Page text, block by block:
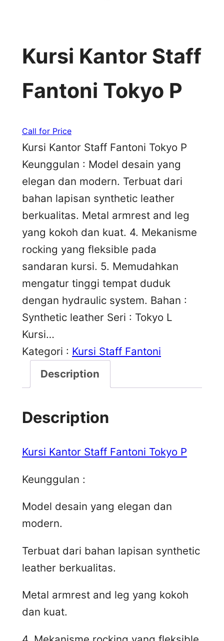
Kursi Kantor Staff
Fantoni Tokyo P
Call for Price
Kursi Kantor Staff Fantoni Tokyo P
Keunggulan : Model desain yang
elegan dan modern. Terbuat dari
bahan lapisan synthetic leather
berkualitas. Metal armrest and leg
yang kokoh dan kuat. 4. Mekanisme
rocking yang fleksible pada
sandaran kursi. 5. Memudahkan
mengatur tinggi tempat duduk
dengan hydraulic system. Bahan :
Synthetic leather Seri : Tokyo L
Kursi…
Kategori : Kursi Staff Fantoni
Description
Description
Kursi Kantor Staff Fantoni Tokyo P
Keunggulan :
Model desain yang elegan dan
modern.
Terbuat dari bahan lapisan synthetic
leather berkualitas.
Metal armrest and leg yang kokoh
dan kuat.